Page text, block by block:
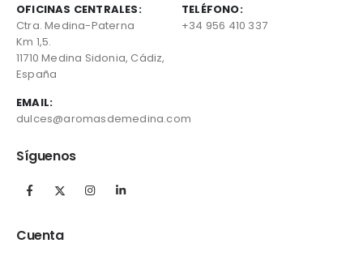
OFICINAS CENTRALES:
Ctra. Medina-Paterna
Km 1,5.
11710 Medina Sidonia, Cádiz,
España
TELÉFONO:
+34 956 410 337
EMAIL:
dulces@aromasdemedina.com
Síguenos
Cuenta